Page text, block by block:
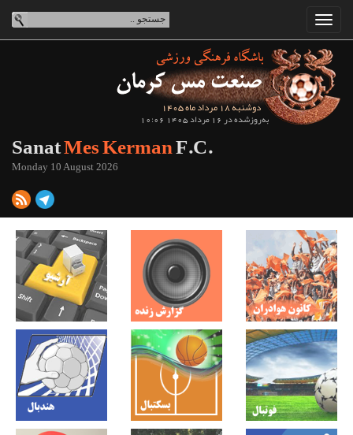
دوشنبه 18 مرداد ماه 1405
به‌روزشده در 16 مرداد 1405 10:06
SanatMes KermanF.C.
Monday 10 August 2026